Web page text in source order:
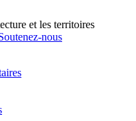
et les territoires
nous